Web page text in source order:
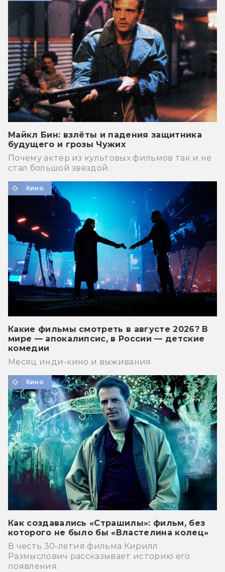
Майкл Бин: взлёты и падения защитника
будущего и грозы Чужих
Почему актёр из культовых фильмов так и не
стал большой звездой.
Кино
Какие фильмы смотреть в августе 2026? В
мире — апокалипсис, в России — детские
комедии
Месяц инди-кино и выживания.
Кино
Как создавались «Страшилы»: фильм, без
которого не было бы «Властелина колец»
В честь 30-летия фильма Кирилл
Размыслович рассказывает историю его
появления.